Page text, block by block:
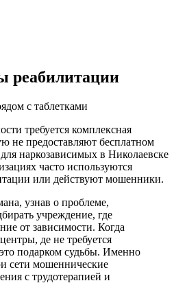
реабилитации
требуется комплексная
не предоставляют бесплатном
наркозависимых в Николаевске
часто используются
или действуют мошенники.
узнав о проблеме,
учреждение, где
от зависимости. Когда
де не требуется
подарком судьбы. Именно
сети мошеннические
с трудотерапией и